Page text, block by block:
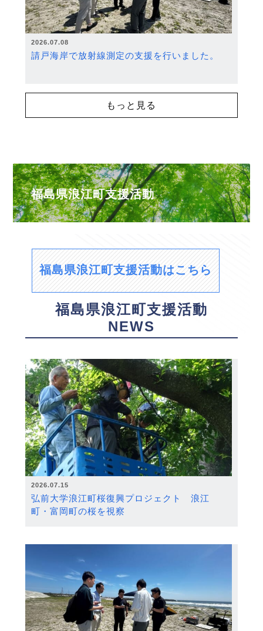
2026.07.08
請戸海岸で放射線測定の支援を行いました。
もっと見る
福島県浪江町支援活動
福島県浪江町支援活動はこちら
福島県浪江町支援活動
NEWS
2026.07.15
弘前大学浪江町桜復興プロジェクト 浪江
町・富岡町の桜を視察